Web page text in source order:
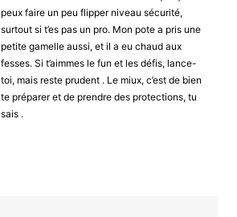
peux faire un peu flipper niveau sécurité,
surtout si t’es pas un pro. Mon pote a pris une
petite gamelle aussi, et il a eu chaud aux
fesses. Si t’aimmes le fun et les défis, lance-
toi, mais reste prudent . Le miux, c’est de bien
te préparer et de prendre des protections, tu
sais .